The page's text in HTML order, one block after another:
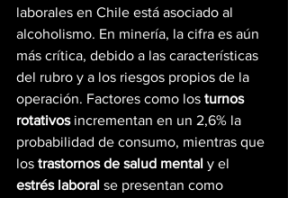
laborales en Chile está asociado al
alcoholismo. En minería, la cifra es aún
más crítica, debido a las características
del rubro y a los riesgos propios de la
operación. Factores como los turnos
rotativos incrementan en un 2,6% la
probabilidad de consumo, mientras que
los trastornos de salud mental y el
estrés laboral se presentan como